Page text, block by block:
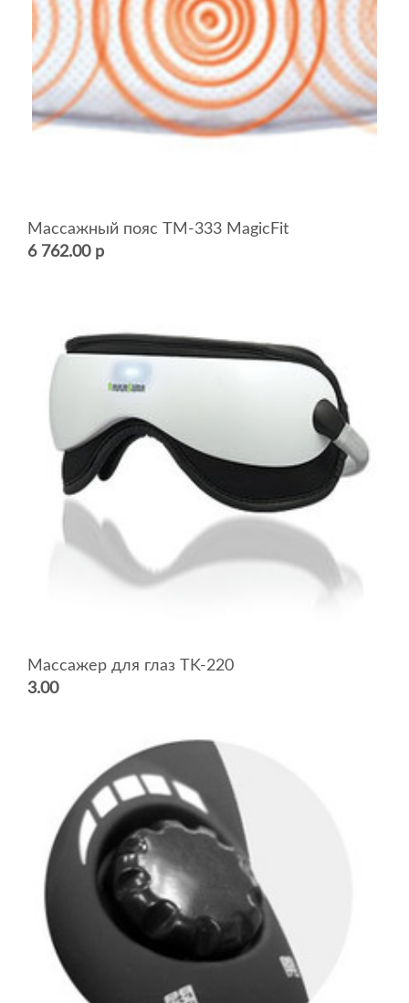
Массажный пояс TM-333 MagicFit
6 762.00 р
Массажер для глаз TK-220
3.00